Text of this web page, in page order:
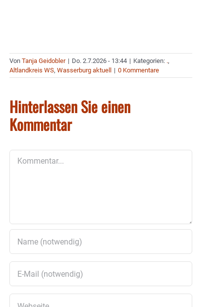
Von Tanja Geidobler | Do. 2.7.2026 - 13:44 | Kategorien: .,
Altlandkreis WS, Wasserburg aktuell | 0 Kommentare
Hinterlassen Sie einen
Kommentar